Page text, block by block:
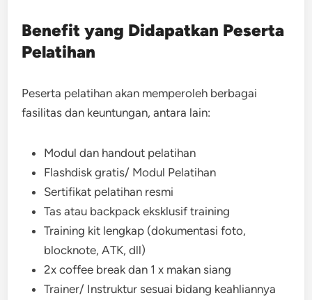
Benefit yang Didapatkan Peserta
Pelatihan
Peserta pelatihan akan memperoleh berbagai
fasilitas dan keuntungan, antara lain:
Modul dan handout pelatihan
Flashdisk gratis/ Modul Pelatihan
Sertifikat pelatihan resmi
Tas atau backpack eksklusif training
Training kit lengkap (dokumentasi foto,
blocknote, ATK, dll)
2x coffee break dan 1 x makan siang
Trainer/ Instruktur sesuai bidang keahliannya